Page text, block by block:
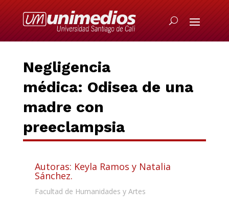
Negligencia
médica: Odisea de una
madre con
preeclampsia
Autoras: Keyla Ramos y Natalia
Sánchez.
Facultad de Humanidades y Artes